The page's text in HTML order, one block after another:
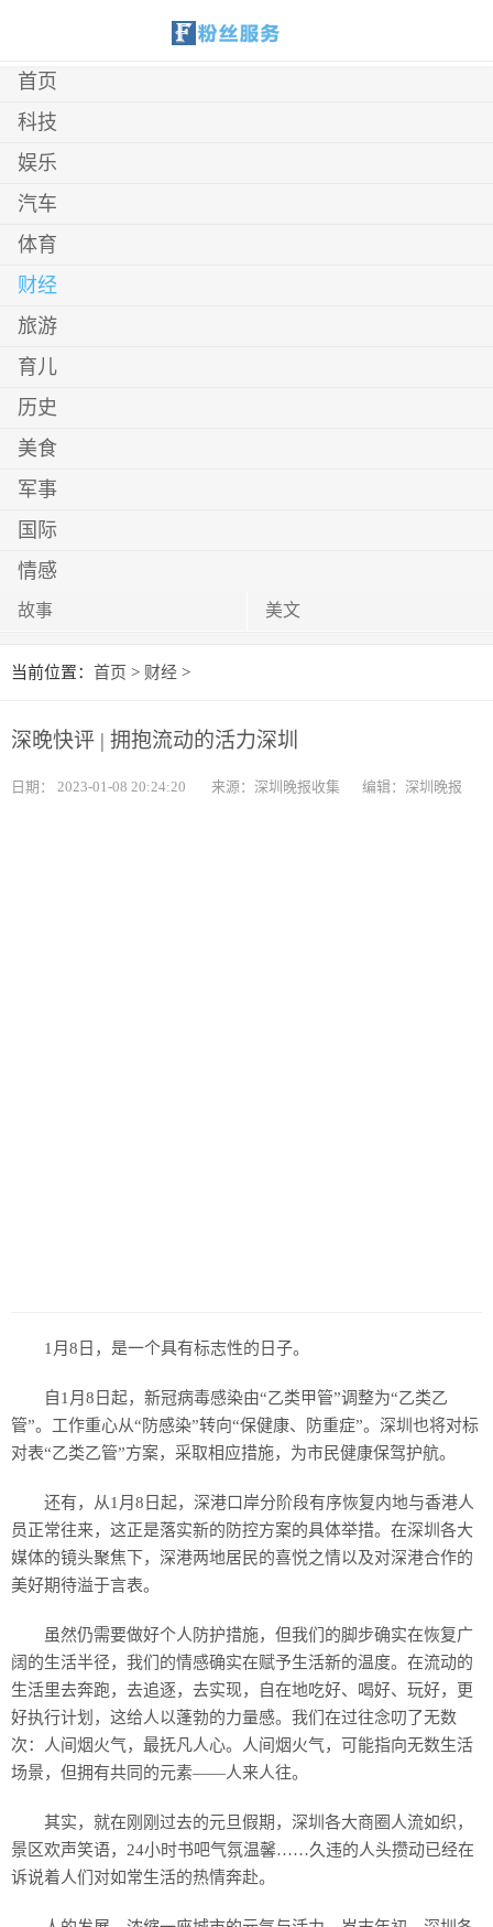
首页
科技
娱乐
汽车
体育
财经
旅游
育儿
历史
美食
军事
国际
情感
故事 美文
当前位置： 首页 > 财经 >
深晚快评 | 拥抱流动的活力深圳
日期： 2023-01-08 20:24:20 来源：深圳晚报收集 编辑：深圳晚报
1月8日，是一个具有标志性的日子。
自1月8日起，新冠病毒感染由“乙类甲管”调整为“乙类乙
管”。工作重心从“防感染”转向“保健康、防重症”。深圳也将对标
对表“乙类乙管”方案，采取相应措施，为市民健康保驾护航。
还有，从1月8日起，深港口岸分阶段有序恢复内地与香港人
员正常往来，这正是落实新的防控方案的具体举措。在深圳各大
媒体的镜头聚焦下，深港两地居民的喜悦之情以及对深港合作的
美好期待溢于言表。
虽然仍需要做好个人防护措施，但我们的脚步确实在恢复广
阔的生活半径，我们的情感确实在赋予生活新的温度。在流动的
生活里去奔跑，去追逐，去实现，自在地吃好、喝好、玩好，更
好执行计划，这给人以蓬勃的力量感。我们在过往念叨了无数
次：人间烟火气，最抚凡人心。人间烟火气，可能指向无数生活
场景，但拥有共同的元素——人来人往。
其实，就在刚刚过去的元旦假期，深圳各大商圈人流如织，
景区欢声笑语，24小时书吧气氛温馨……久违的人头攒动已经在
诉说着人们对如常生活的热情奔赴。